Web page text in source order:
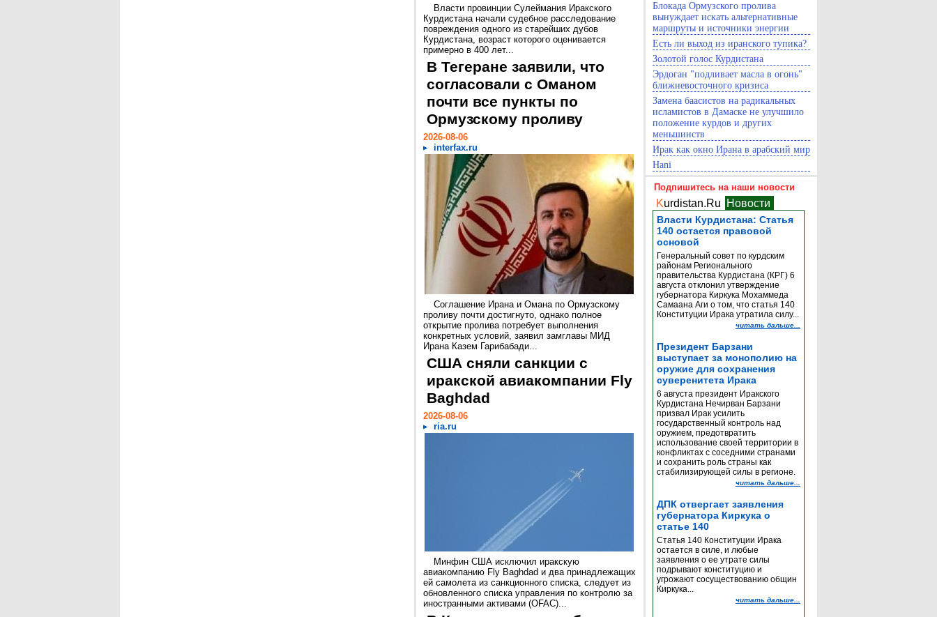
Власти провинции Сулеймания Иракского
Курдистана начали судебное расследование
повреждения одного из старейших дубов
Курдистана, возраст которого оценивается
примерно в 400 лет...
В Тегеране заявили, что
согласовали с Оманом
почти все пункты по
Ормузскому проливу
2026-08-06
interfax.ru
Соглашение Ирана и Омана по Ормузскому
проливу почти достигнуто, однако полное
открытие пролива потребует выполнения
конкретных условий, заявил замглавы МИД
Ирана Казем Гарибабади...
США сняли санкции с
иракской авиакомпании Fly
Baghdad
2026-08-06
ria.ru
Минфин США исключил иракскую
авиакомпанию Fly Baghdad и два принадлежащих
ей самолета из санкционного списка, следует из
обновленного списка управления по контролю за
иностранными активами (OFAC)...
Блокада Ормузского пролива
вынуждает искать альтернативные
маршруты и источники энергии
Есть ли выход из иранского тупика?
Золотой голос Курдистана
Эрдоган "подливает масла в огонь"
ближневосточного кризиса
Замена баасистов на радикальных
исламистов в Дамаске не улучшило
положение курдов и других
меньшинств
Ирак как окно Ирана в арабский мир
Hani
Подпишитесь на наши новости
Kurdistan.Ru Новости
Власти Курдистана: Статья
140 остается правовой
основой
Генеральный совет по курдским
районам Регионального
правительства Курдистана (КРГ) 6
августа отклонил утверждение
губернатора Киркука Мохаммеда
Самаана Аги о том, что статья 140
Конституции Ирака утратила силу...
читать дальше...
Президент Барзани
выступает за монополию на
оружие для сохранения
суверенитета Ирака
6 августа президент Иракского
Курдистана Нечирван Барзани
призвал Ирак усилить
государственный контроль над
оружием, предотвратить
использование своей территории в
конфликтах с соседними странами
и сохранить роль страны как
стабилизирующей силы в регионе.
читать дальше...
ДПК отвергает заявления
губернатора Киркука о
статье 140
Статья 140 Конституции Ирака
остается в силе, и любые
заявления о ее утрате силы
подрывают конституцию и
угрожают сосуществованию общин
Киркука...
читать дальше...